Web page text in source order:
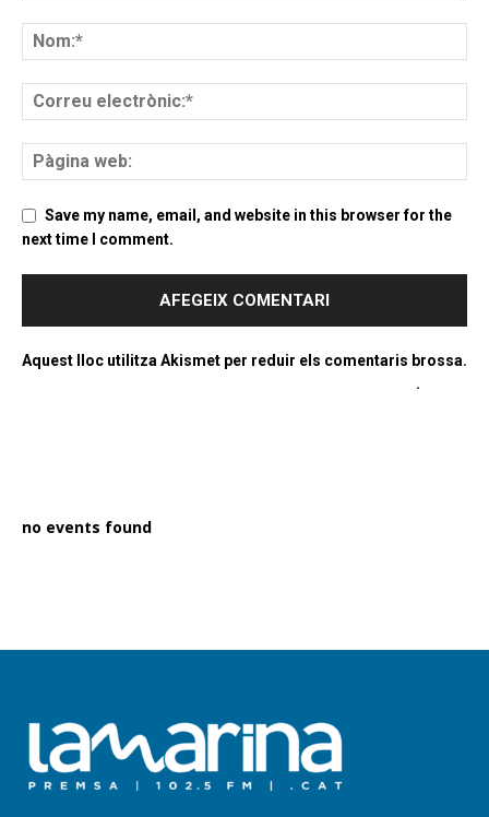
Save my name, email, and website in this browser for the
next time I comment.
Aquest lloc utilitza Akismet per reduir els comentaris brossa.
.
no events found